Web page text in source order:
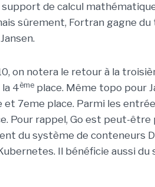
support de calcul
sûrement, Fortran gagne
on notera le retour à la
4ème place. Même topo pour
et 7eme place. Parmi les
Pour rappel, Go est peut-
du système de conteneurs
Il bénéficie aussi du